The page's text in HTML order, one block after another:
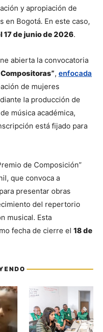
y apropiación de
en Bogotá. En este caso,
17 de junio de 2026.
, enfocada
de mujeres
la producción de
música académica,
está fijado para
de Composición”
que convoca a
del repertorio
musical. Esta
fecha de cierre el 18 de